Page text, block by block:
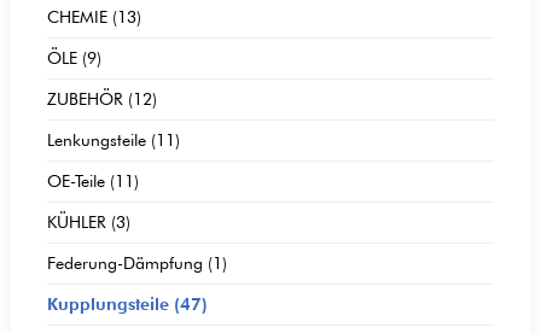
CHEMIE (13)
ÖLE (9)
ZUBEHÖR (12)
Lenkungsteile (11)
OE-Teile (11)
KÜHLER (3)
Federung-Dämpfung (1)
Kupplungsteile (47)